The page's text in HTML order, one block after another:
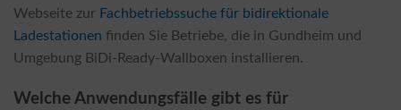
Webseite zur Fachbetriebssuche für bidirektionale
Ladestationen finden Sie Betriebe, die in Gundheim und
Umgebung BiDi-Ready-Wallboxen installieren.
Welche Anwendungsfälle gibt es für